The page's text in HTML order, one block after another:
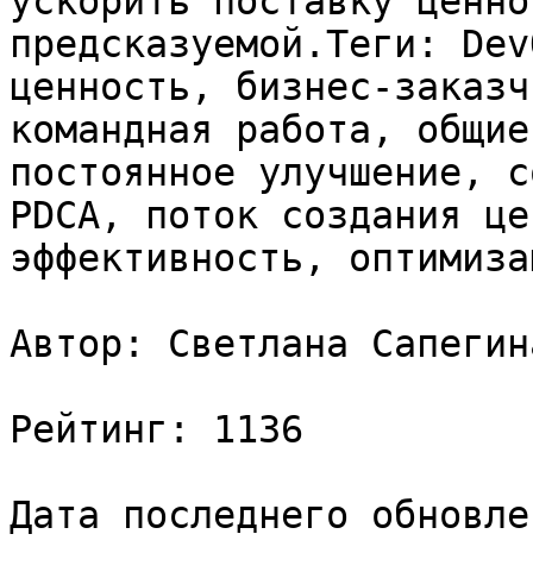
предсказуемой.Теги:
ценность, бизнес-
командная работа,
постоянное улучшение,
PDCA, поток создания
эффективность,
Автор: Светлана
Рейтинг: 1136
Дата последнего